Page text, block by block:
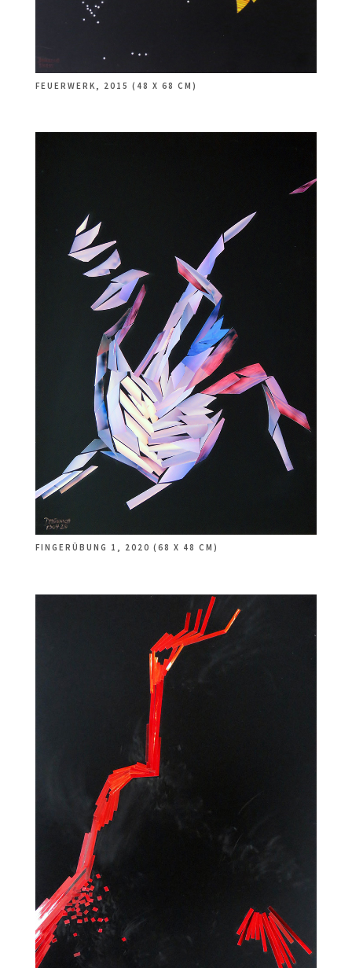
FEUERWERK, 2015 (48 X 68 CM)
FINGERÜBUNG 1, 2020 (68 X 48 CM)